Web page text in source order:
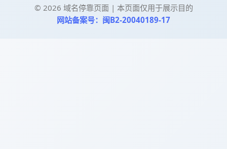
© 2026 域名停靠页面 | 本页面仅用于展示目的
网站备案号：闽B2-20040189-17